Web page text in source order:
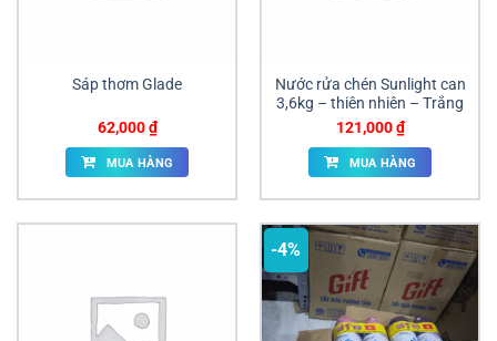
Sáp thơm Glade
62,000₫
MUA HÀNG
Nước rửa chén Sunlight can
3,6kg – thiên nhiên – Trắng
121,000₫
MUA HÀNG
-4%